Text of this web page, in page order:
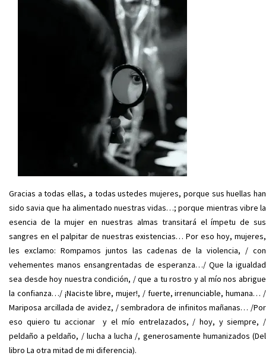
Gracias a todas ellas, a todas ustedes mujeres, porque sus huellas han
sido savia que ha alimentado nuestras vidas…; porque mientras vibre la
esencia de la mujer en nuestras almas transitará el ímpetu de sus
sangres en el palpitar de nuestras existencias… Por eso hoy, mujeres,
les exclamo: Rompamos juntos las cadenas de la violencia, / con
vehementes manos ensangrentadas de esperanza…/ Que la igualdad
sea desde hoy nuestra condición, / que a tu rostro y al mío nos abrigue
la confianza…/ ¡Naciste libre, mujer!, / fuerte, irrenunciable, humana… /
Mariposa arcillada de avidez, / sembradora de infinitos mañanas… /Por
eso quiero tu accionar y el mío entrelazados, / hoy, y siempre, /
peldaño a peldaño, / lucha a lucha /, generosamente humanizados (Del
libro La otra mitad de mi diferencia).